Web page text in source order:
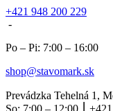
+421 948 200 229
-
Po – Pi: 7:00 – 16:00
shop@stavomark.sk
Prevádzka Tehelná 1,
So: 7:00 – 12:00 ⎮